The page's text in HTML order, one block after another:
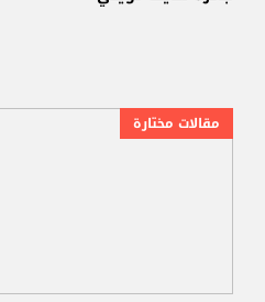
مقالات مختارة